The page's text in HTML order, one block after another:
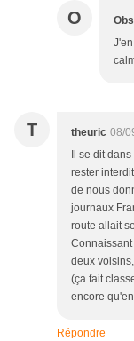
O
T theuric 08/
Il se dit
rester
de nous
journaux
route allait
deux
(ça fait
encore
Répondre